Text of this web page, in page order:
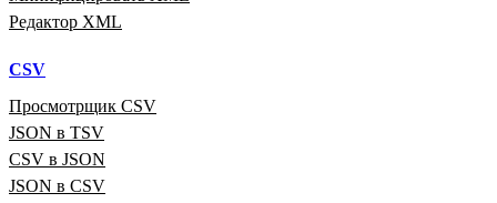
Редактор XML
CSV
Просмотрщик CSV
JSON в TSV
CSV в JSON
JSON в CSV